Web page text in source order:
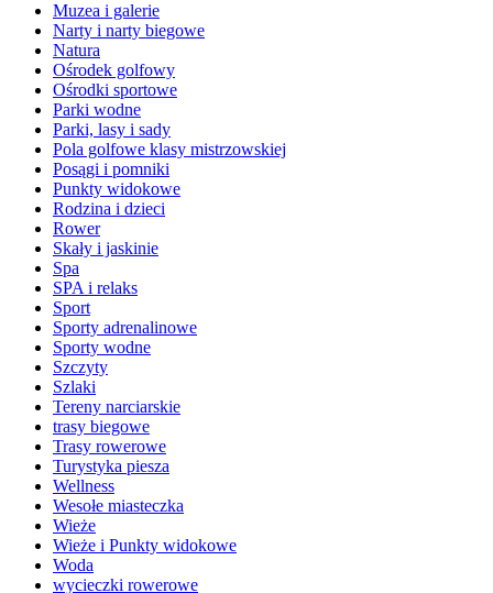
Muzea i galerie
Narty i narty biegowe
Natura
Ośrodek golfowy
Ośrodki sportowe
Parki wodne
Parki, lasy i sady
Pola golfowe klasy mistrzowskiej
Posągi i pomniki
Punkty widokowe
Rodzina i dzieci
Rower
Skały i jaskinie
Spa
SPA i relaks
Sport
Sporty adrenalinowe
Sporty wodne
Szczyty
Szlaki
Tereny narciarskie
trasy biegowe
Trasy rowerowe
Turystyka piesza
Wellness
Wesołe miasteczka
Wieże
Wieże i Punkty widokowe
Woda
wycieczki rowerowe